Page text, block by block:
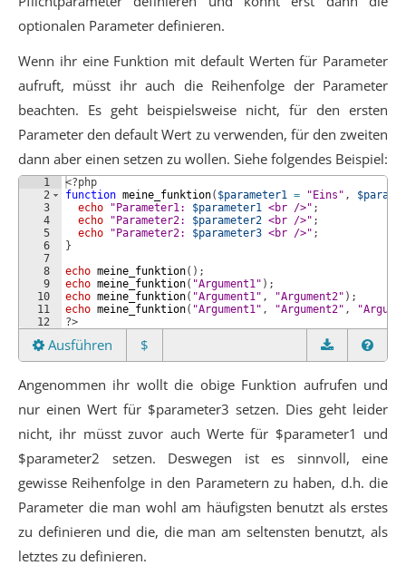
optionalen Parameter definieren.
Wenn ihr eine Funktion mit default Werten für Parameter
aufruft, müsst ihr auch die Reihenfolge der Parameter
beachten. Es geht beispielsweise nicht, für den ersten
Parameter den default Wert zu verwenden, für den zweiten
dann aber einen setzen zu wollen. Siehe folgendes Beispiel:
1
2
3
4
5
6
7
8
9
10
11
12
<?php
function meine_funktion( $parameter1 = "Eins" ,
echo
"Parameter1: $parameter1 <br />" ;
echo
"Parameter2: $parameter2 <br />" ;
echo
"Parameter2: $parameter3 <br />" ;
}
echo meine_funktion( ) ;
echo meine_funktion( "Argument1" ) ;
echo meine_funktion( "Argument1" , "Argument2" ) ;
echo meine_funktion( "Argument1" , "Argument2" ,
?>
Ausführen $
Angenommen ihr wollt die obige Funktion aufrufen und
nur einen Wert für $parameter3 setzen. Dies geht leider
nicht, ihr müsst zuvor auch Werte für $parameter1 und
$parameter2 setzen. Deswegen ist es sinnvoll, eine
gewisse Reihenfolge in den Parametern zu haben, d.h. die
Parameter die man wohl am häufigsten benutzt als erstes
zu definieren und die, die man am seltensten benutzt, als
letztes zu definieren.